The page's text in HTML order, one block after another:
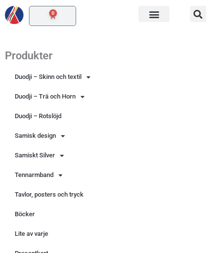
Hoppa
till
0
Varukorg
Produkter
Duodji – Skinn och textil
Duodji – Trä och Horn
Duodji – Rotslöjd
Samisk design
Samiskt Silver
Tennarmband
Tavlor, posters och tryck
Böcker
Lite av varje